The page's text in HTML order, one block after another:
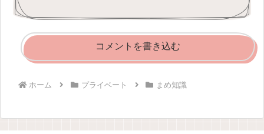
コメントを書き込む
ホーム プライベート まめ知識